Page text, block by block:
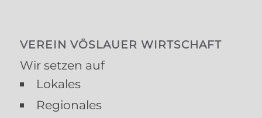
VEREIN VÖSLAUER WIRTSCHAFT
Wir setzen auf
Lokales
Regionales